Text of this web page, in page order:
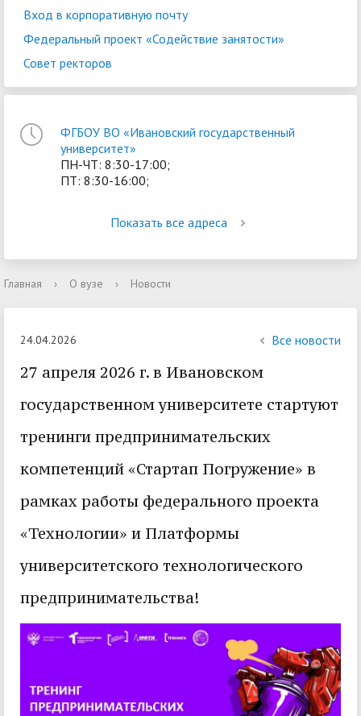
Вход в корпоративную почту
Федеральный проект «Содействие занятости»
Совет ректоров
ФГБОУ ВО «Ивановский государственный
университет»
ПН-ЧТ: 8:30-17:00;
ПТ: 8:30-16:00;
Показать все адреса
Главная › О вузе › Новости
24.04.2026 Все новости
27 апреля 2026 г. в Ивановском
государственном университете стартуют
тренинги предпринимательских
компетенций «Стартап Погружение» в
рамках работы федерального проекта
«Технологии» и Платформы
университетского технологического
предпринимательства!